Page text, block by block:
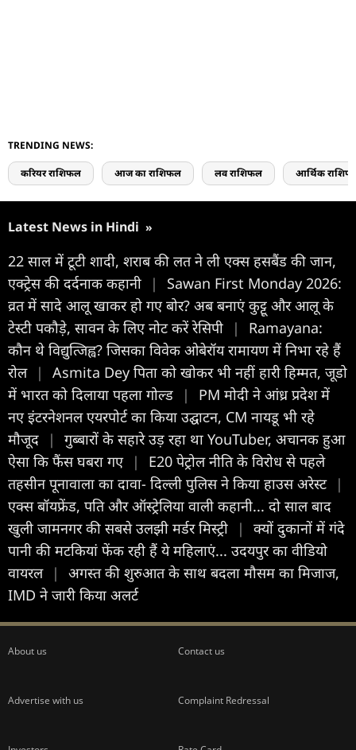
TRENDING NEWS:
करियर राशिफल आज का राशिफल लव राशिफल आर्थिक
Latest News in Hindi »
22 साल में टूटी शादी, शराब की लत ने ली एक्स हसबैंड की जान,
एक्ट्रेस की दर्दनाक कहानी
|
Sawan First Monday 2026:
व्रत में सादे आलू खाकर हो गए बोर? अब बनाएं कुट्टू और आलू के
टेस्टी पकौड़े, सावन के लिए नोट करें रेसिपी
|
Ramayana:
कौन थे विद्युत्जिह्व? जिसका विवेक ओबेरॉय रामायण में निभा रहे हैं
रोल |
Asmita Dey पिता को खोकर भी नहीं हारी हिम्मत, जूडो
में भारत को दिलाया पहला गोल्ड
|
PM मोदी ने आंध्र प्रदेश में
नए इंटरनेशनल एयरपोर्ट का किया उद्घाटन, CM नायडू भी रहे
मौजूद
|
गुब्बारों के सहारे उड़ रहा था YouTuber, अचानक हुआ
ऐसा कि फैंस घबरा गए |
E20 पेट्रोल नीति के विरोध से पहले
तहसीन पूनावाला का दावा- दिल्ली पुलिस ने किया हाउस अरेस्ट |
एक्स बॉयफ्रेंड, पति और ऑस्ट्रेलिया वाली कहानी... दो साल बाद
खुली जामनगर की सबसे उलझी मर्डर मिस्ट्री
|
क्यों दुकानों में गंदे
पानी की मटकियां फेंक रही हैं ये महिलाएं... उदयपुर का वीडियो
वायरल |
अगस्त की शुरुआत के साथ बदला मौसम का मिजाज,
IMD ने जारी किया अलर्ट
About us Contact us
Advertise with us Complaint Redressal